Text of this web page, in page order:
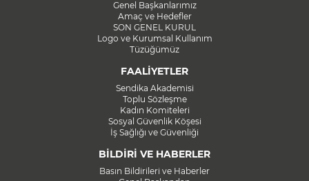
Genel Başkanlarımız
Amaç ve Hedefler
SON GENEL KURUL
Logo ve Kurumsal Kullanım
Tüzüğümüz
FAALİYETLER
Sendika Akademisi
Toplu Sözleşme
Kadın Komiteleri
Sosyal Güvenlik Köşesi
İş Sağlığı ve Güvenliği
BİLDİRİ VE HABERLER
Basın Bildirileri ve Haberler